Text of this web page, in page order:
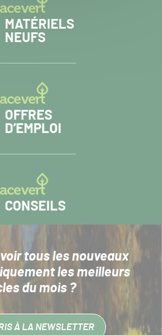
MATÉRIELS
NEUFS
OFFRES
D’EMPLOI
CONSEILS
tous les nouveaux
les meilleurs
du mois ?
À LA NEWSLETTER